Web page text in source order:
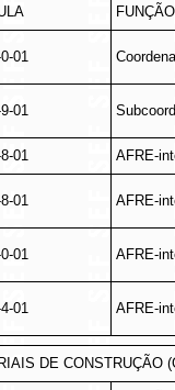
FUNÇÃO
01
01
01 AFRE-
01 AFRE-
01 AFRE-
01 AFRE-
DE CONSTRUÇÃO